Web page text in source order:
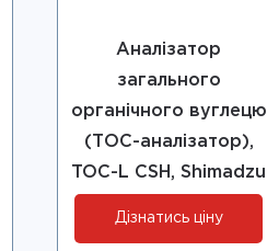
Аналізатор
загального
органічного вуглецю
(ТОС-аналізатор),
TOC-L CSH, Shimadzu
Дізнатись ціну